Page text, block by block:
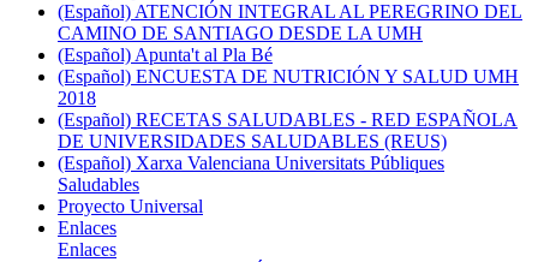
(Español) ATENCIÓN INTEGRAL AL PEREGRINO DEL
CAMINO DE SANTIAGO DESDE LA UMH
(Español) Apunta't al Pla Bé
(Español) ENCUESTA DE NUTRICIÓN Y SALUD UMH
2018
(Español) RECETAS SALUDABLES - RED ESPAÑOLA
DE UNIVERSIDADES SALUDABLES (REUS)
(Español) Xarxa Valenciana Universitats Públiques
Saludables
Proyecto Universal
Enlaces
Enlaces